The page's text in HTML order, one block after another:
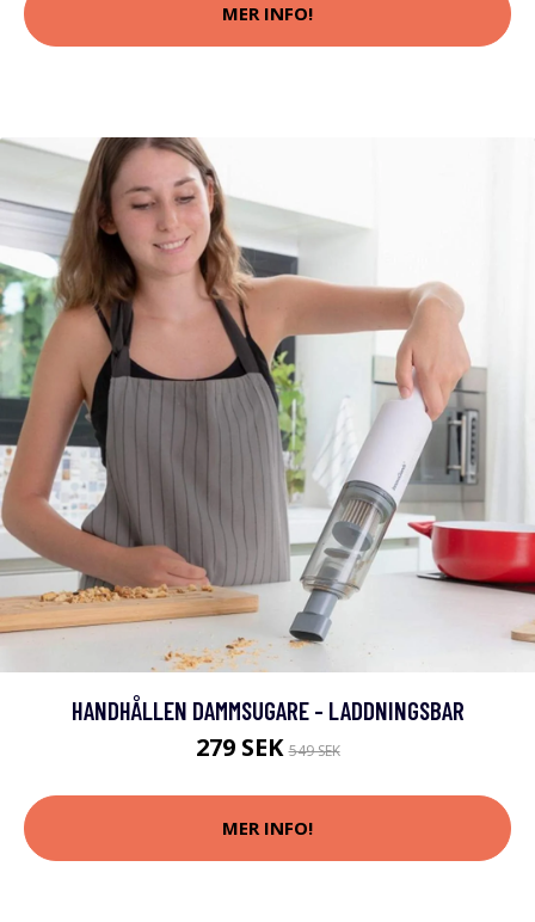
MER INFO!
HANDHÅLLEN DAMMSUGARE - LADDNINGSBAR
279 SEK549 SEK
MER INFO!